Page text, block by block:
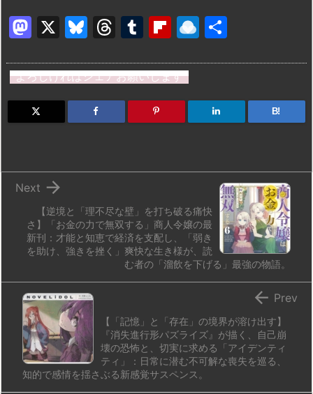
M
st
o
d
X
Bl
e
s
k
T
e
a
d
T
m
bl
r
Fl
b
o
ar
R
n
dr
o
よろしければシェアお願いします
B!
【逆境と「理不尽な壁」を打ち破る痛快
さ】「お金の力で無双する」商人令嬢の最
新刊：才能と知恵で経済を支配し、「弱き
を助け、強きを挫く」爽快な生き様が、読
む者の「溜飲を下げる」最強の物語。

Next
【「記憶」と「存在」の境界が溶け出す】
『消失進行形パズライズ』が描く、自己崩
壊の恐怖と、切実に求める「アイデンティ
ティ」：日常に潜む不可解な喪失を巡る、
知的で感情を揺さぶる新感覚サスペンス。
 Prev